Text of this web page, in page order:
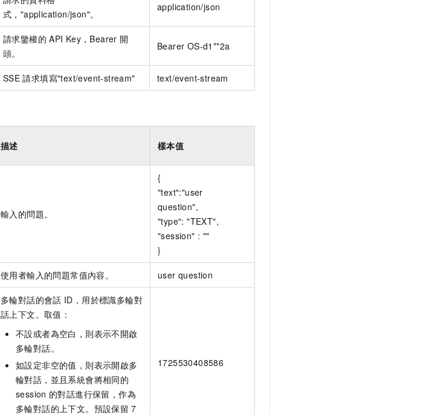
式，"application/json"。
application/json
請求鑒權的 API Key，Bearer 開
頭。
Bearer OS-d1**2a
SSE 請求填寫"text/event-stream" text/event-stream
描述 樣本值
輸入的問題。
{
"text":"user
question",
"type": "TEXT",
"session" : ""
}
使用者輸入的問題常值內容。 user question
多輪對話的會話 ID，用於標識多輪對
話上下文。取值：
不設或者為空白，則表示不開啟
多輪對話。
如設定非空的值，則表示開啟多
輪對話，並且系統會將相同的
session 的對話進行保留，作為
多輪對話的上下文。預設保留 7
1725530408586